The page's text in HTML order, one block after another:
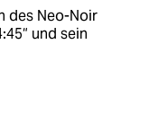
des Neo-Noir
und sein